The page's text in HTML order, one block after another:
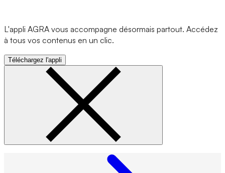
L'appli AGRA vous accompagne désormais partout. Accédez
à tous vos contenus en un clic.
Téléchargez l'appli